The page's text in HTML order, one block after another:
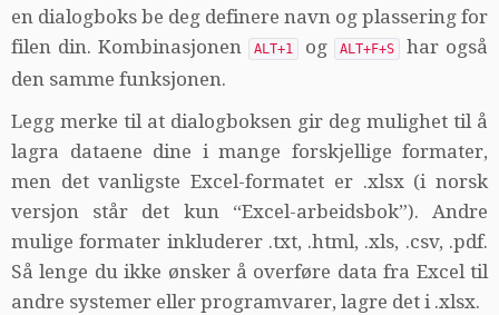
en dialogboks be deg definere navn og plassering for
filen din. Kombinasjonen
ALT+1 og ALT+F+S
har også
den samme funksjonen.
Legg merke til at dialogboksen gir deg mulighet til å
lagra dataene dine i mange forskjellige formater,
men det vanligste Excel-formatet er .xlsx (i norsk
versjon står det kun “Excel-arbeidsbok”). Andre
mulige formater inkluderer .txt, .html, .xls, .csv, .pdf.
Så lenge du ikke ønsker å overføre data fra Excel til
andre systemer eller programvarer, lagre det i .xlsx.